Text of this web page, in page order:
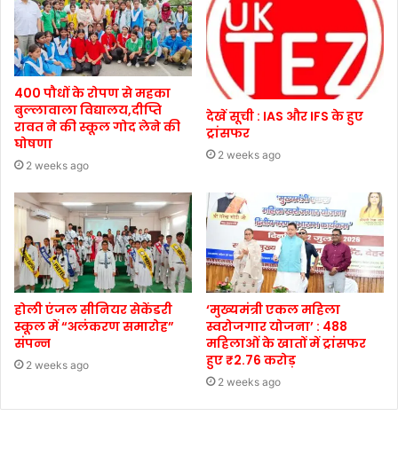
400 पौधों के रोपण से महका
बुल्लावाला विद्यालय,दीप्ति
रावत ने की स्कूल गोद लेने की
घोषणा
2 weeks ago
देखें सूची : IAS और IFS के हुए
ट्रांसफर
2 weeks ago
होली एंजल सीनियर सेकेंडरी
स्कूल में “अलंकरण समारोह”
संपन्न
2 weeks ago
‘मुख्यमंत्री एकल महिला
स्वरोजगार योजना’ : 488
महिलाओं के खातों में ट्रांसफर
हुए ₹2.76 करोड़
2 weeks ago